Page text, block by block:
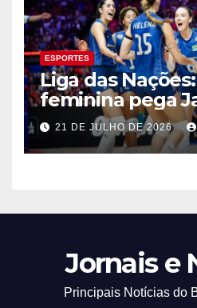
ESPORTES
Liga das
feminina pega
quarta em 1º
21 DE JULHO DE 2026
Jornais e
Principais Notícias do